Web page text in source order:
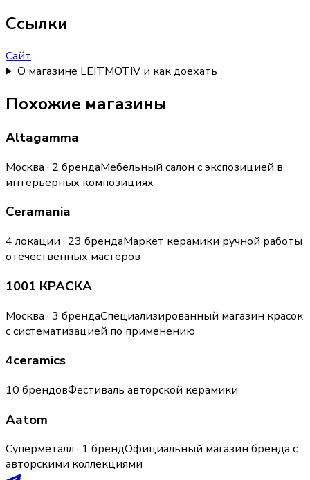
Ссылки
Сайт
О магазине LEITMOTIV и как доехать
Похожие магазины
Altagamma
Москва · 2 брендаМебельный салон с экспозицией в
интерьерных композициях
Ceramania
4 локации · 23 брендаМаркет керамики ручной работы
отечественных мастеров
1001 КРАСКА
Москва · 3 брендаСпециализированный магазин красок
с систематизацией по применению
4ceramics
10 брендовФестиваль авторской керамики
Aatom
Суперметалл · 1 брендОфициальный магазин бренда с
авторскими коллекциями